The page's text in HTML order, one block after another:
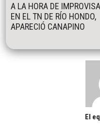
A LA HORA DE
EN EL TN DE RÍO HONDO,
APARECIÓ CANAPINO
El